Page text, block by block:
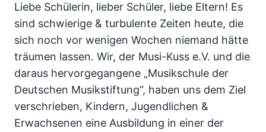
Liebe Schülerin, lieber Schüler, liebe Eltern! Es
sind schwierige & turbulente Zeiten heute, die
sich noch vor wenigen Wochen niemand hätte
träumen lassen. Wir, der Musi-Kuss e.V. und die
daraus hervorgegangene „Musikschule der
Deutschen Musikstiftung“, ha­ben uns dem Ziel
verschrieben, Kindern, Jugendlichen &
Erwachsenen eine Ausbildung in einer der